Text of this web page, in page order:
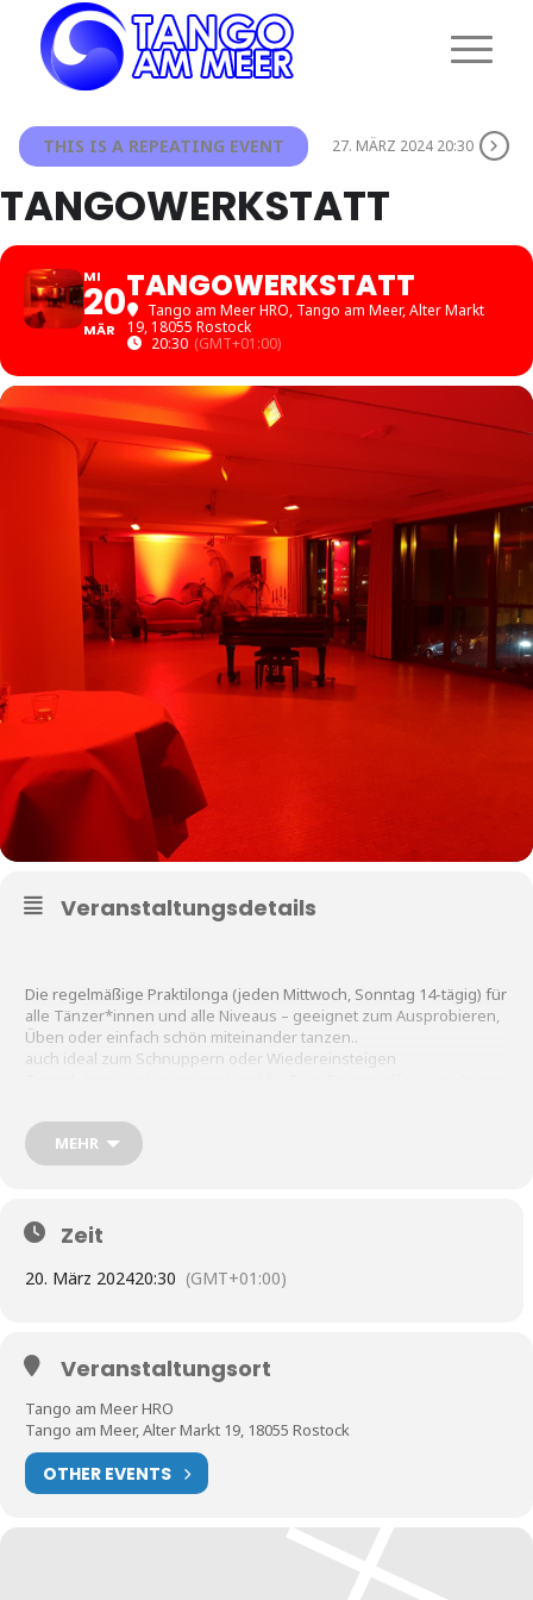
THIS IS A REPEATING EVENT 27. MÄRZ 2024 20:30
TANGOWERKSTATT
MI
20
MÄR
TANGOWERKSTATT
Tango am Meer HRO, Tango am Meer, Alter Markt
19, 18055 Rostock
20:30 (GMT+01:00)
Veranstaltungsdetails
Die regelmäßige Praktilonga (jeden Mittwoch, Sonntag 14-tägig) für
alle Tänzer*innen und alle Niveaus – geeignet zum Ausprobieren,
Üben oder einfach schön miteinander tanzen..
auch ideal zum Schnuppern oder Wiedereinsteigen
gemütliche Atmosphäre
bringt Euch gerne Getränke/Knabbereien mit (und Gläser/Becher)
statt.
www.tangoammeer.de/tangowerkstatt
***NEW***
MEHR
Zeit
20. März 202420:30 (GMT+01:00)
Veranstaltungsort
Tango am Meer HRO
Tango am Meer, Alter Markt 19, 18055 Rostock
OTHER EVENTS